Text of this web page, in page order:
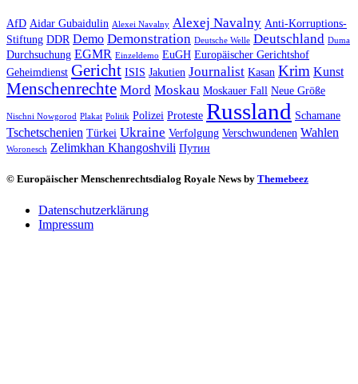
AfD Aidar Gubaidulin Alexei Navalny Alexej Navalny Anti-Korruptions-
Stiftung DDR Demo Demonstration Deutsche Welle Deutschland Duma
Durchsuchung EGMR Einzeldemo EuGH Europäischer Gerichtshof
Geheimdienst Gericht ISIS Jakutien Journalist Kasan Krim Kunst
Menschenrechte Mord Moskau Moskauer Fall Neue Größe
Nischni Nowgorod Plakat Politik Polizei Proteste Russland Schamane
Tschetschenien Türkei Ukraine Verfolgung Verschwundenen Wahlen
Woronesch Zelimkhan Khangoshvili Путин
© Europäischer Menschenrechtsdialog Royale News by Themebeez
Datenschutzerklärung
Impressum